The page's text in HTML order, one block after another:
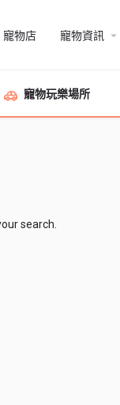
寵物店 寵物資訊
寵物玩樂場所
search.